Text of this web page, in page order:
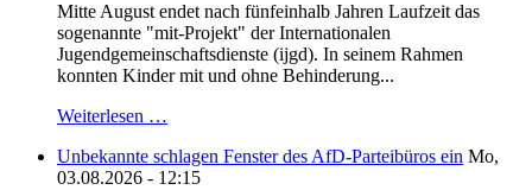
Mitte August endet nach fünfeinhalb Jahren Laufzeit das
sogenannte "mit-Projekt" der Internationalen
Jugendgemeinschaftsdienste (ijgd). In seinem Rahmen
konnten Kinder mit und ohne Behinderung...
Weiterlesen …
Unbekannte schlagen Fenster des AfD-Parteibüros ein Mo,
03.08.2026 - 12:15